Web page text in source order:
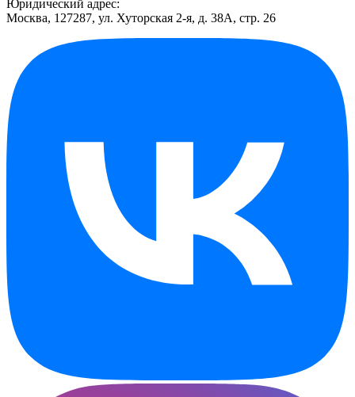
Юридический адрес:
Москва, 127287, ул. Хуторская 2-я, д. 38А, стр. 26